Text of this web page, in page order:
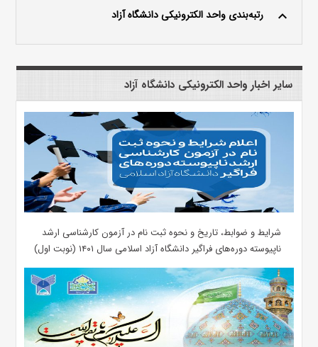
keyboard_arrow_up رتبه‌بندی واحد الکترونیکی دانشگاه آزاد
سایر اخبار واحد الکترونیکی دانشگاه آزاد
شرایط و ضوابط، تاریخ و نحوه ثبت نام در آزمون کارشناسی ارشد
ناپیوسته دوره‌های فراگیر دانشگاه آزاد اسلامی سال ۱۴۰۱ (نوبت اول)